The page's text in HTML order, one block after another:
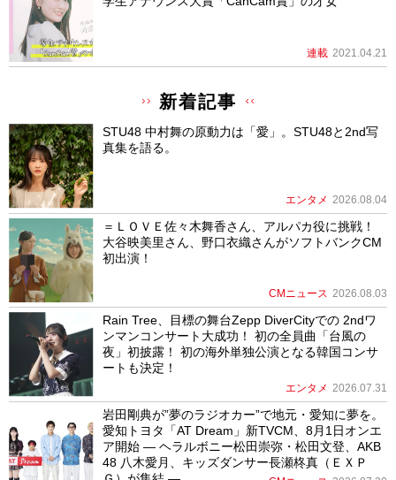
連載 2021.04.21
新着記事
STU48 中村舞の原動力は「愛」。STU48と2nd写
真集を語る。
エンタメ 2026.08.04
＝ＬＯＶＥ佐々木舞香さん、アルパカ役に挑戦！
大谷映美里さん、野口衣織さんがソフトバンクCM
初出演！
CMニュース 2026.08.03
Rain Tree、目標の舞台Zepp DiverCityでの 2ndワ
ンマンコンサート大成功！ 初の全員曲「台風の
夜」初披露！ 初の海外単独公演となる韓国コンサ
ートも決定！
エンタメ 2026.07.31
岩田剛典が”夢のラジオカー”で地元・愛知に夢を。
愛知トヨタ「AT Dream」新TVCM、8月1日オンエ
ア開始 ― ヘラルボニー松田崇弥・松田文登、AKB
48 八木愛月、キッズダンサー長瀬柊真（ＥＸＰ